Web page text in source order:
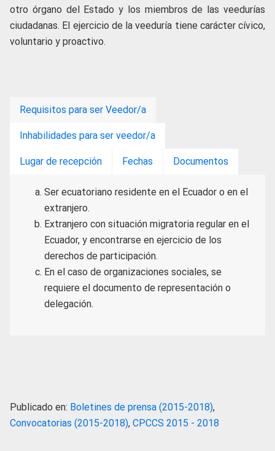
otro órgano del Estado y los miembros de las veedurías
ciudadanas. El ejercicio de la veeduría tiene carácter cívico,
voluntario y proactivo.
Requisitos para ser Veedor/a
Inhabilidades para ser veedor/a
Lugar de recepción Fechas Documentos
Ser ecuatoriano residente en el Ecuador o en el
extranjero.
Extranjero con situación migratoria regular en el
Ecuador, y encontrarse en ejercicio de los
derechos de participación.
En el caso de organizaciones sociales, se
requiere el documento de representación o
delegación.
Publicado en: Boletines de prensa (2015-2018),
Convocatorias (2015-2018), CPCCS 2015 - 2018